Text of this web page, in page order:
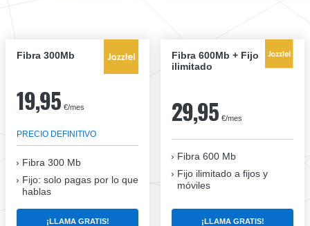
Fibra 300Mb
19,95 €/mes
PRECIO DEFINITIVO
Fibra 300 Mb
Fijo: solo pagas por lo que
hablas
¡LLAMA GRATIS!
Fibra 600Mb + Fijo
ilimitado
29,95 €/mes
Fibra 600 Mb
Fijo ilimitado a fijos y
móviles
¡LLAMA GRATIS!